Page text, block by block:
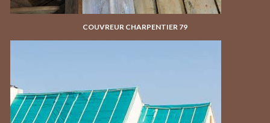
COUVREUR CHARPENTIER 79